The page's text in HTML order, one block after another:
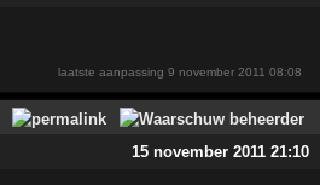
laatste aanpassing9 november 2011 08:08
15 november 2011 21:10